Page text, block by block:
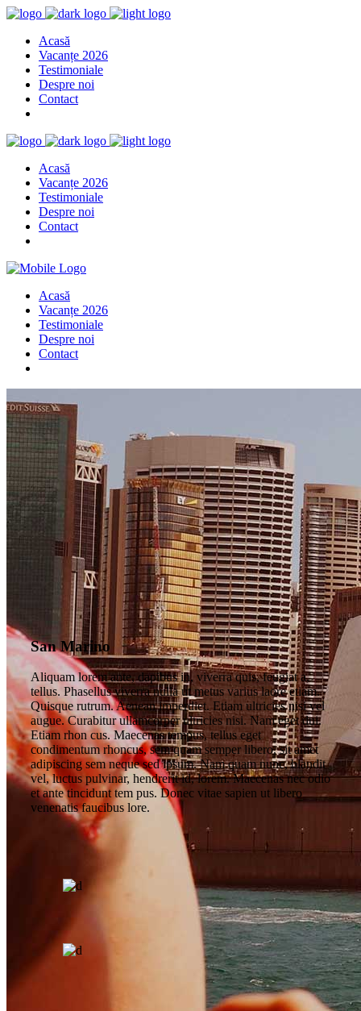
Acasă
Vacanțe 2026
Testimoniale
Despre noi
Contact
Acasă
Vacanțe 2026
Testimoniale
Despre noi
Contact
Acasă
Vacanțe 2026
Testimoniale
Despre noi
Contact
San Marino
Aliquam lorem ante, dapibus in, viverra quis, feugiat a,
tellus. Phasellus viverra nulla ut metus varius laore etiam.
Quisque rutrum. Aenean imperdiet. Etiam ultricies nisi vel
augue. Curabitur ullamcorper ultricies nisi. Nam eget dui.
Etiam rhon cus. Maecenas tempus, tellus eget
condimentum rhoncus, sem quam semper libero, sit amet
adipiscing sem neque sed ipsum. Nam quam nunc, blandit
vel, luctus pulvinar, hendrerit id, lorem. Maecenas nec odio
et ante tincidunt tem pus. Donec vitae sapien ut libero
venenatis faucibus lore.